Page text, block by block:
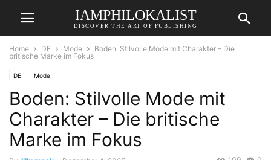
IAMPHILOKALIST
DISCOVER THE ART OF PUBLISHING
Home DE Mode
Boden: Stilvolle Mode mit Charakter – Die
britische Marke im Fokus
DE Mode
Boden: Stilvolle Mode mit
Charakter – Die britische
Marke im Fokus